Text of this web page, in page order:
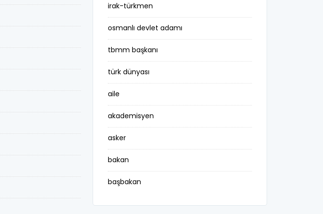
irak-türkmen
osmanlı devlet adamı
tbmm başkanı
türk dünyası
aile
akademisyen
asker
bakan
başbakan
belediye başkanı